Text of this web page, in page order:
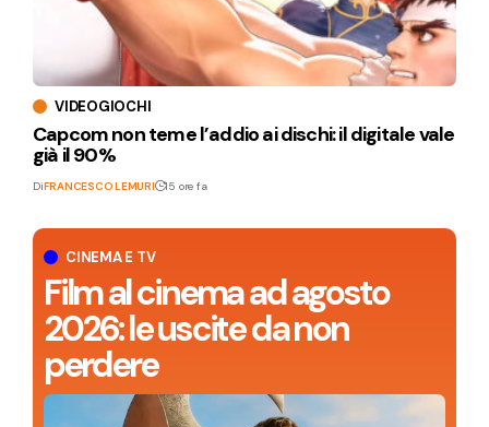
CINEMA E TV
Film al cinema ad agosto
2026: le uscite da non
perdere
VIDEOGIOCHI
Capcom non teme l’addio ai dischi: il digitale vale
già il 90%
DiFRANCESCO LEMURI 15 ore fa